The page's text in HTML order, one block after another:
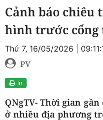
Cảnh báo
hình trước cổng
Thứ 7, 16/05/2026 |
PV
In
QNgTV- Thời gian
ở nhiều địa phương